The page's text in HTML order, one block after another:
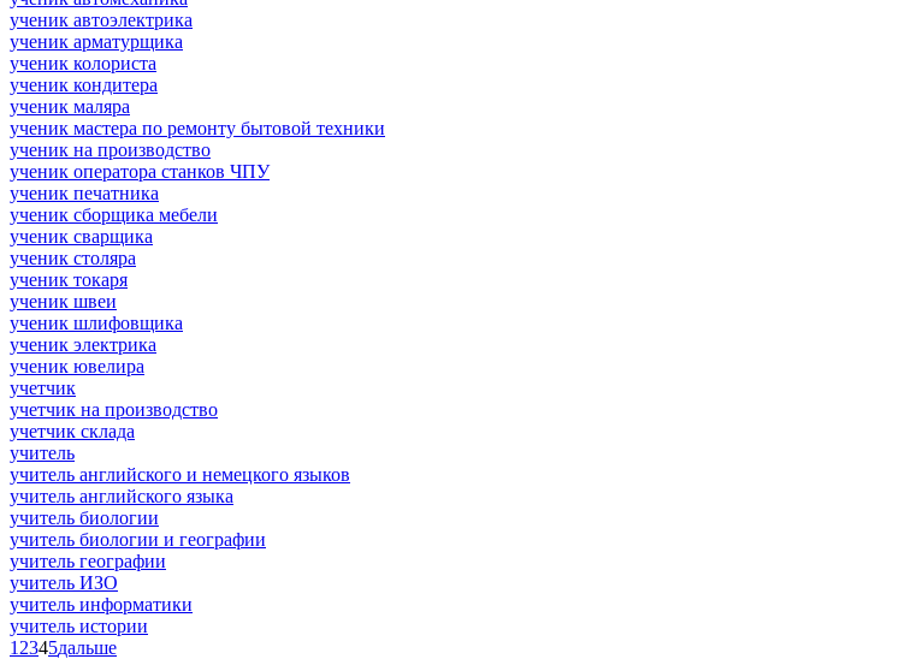
ученик автоэлектрика
ученик арматурщика
ученик колориста
ученик кондитера
ученик маляра
ученик мастера по ремонту бытовой техники
ученик на производство
ученик оператора станков ЧПУ
ученик печатника
ученик сборщика мебели
ученик сварщика
ученик столяра
ученик токаря
ученик швеи
ученик шлифовщика
ученик электрика
ученик ювелира
учетчик
учетчик на производство
учетчик склада
учитель
учитель английского и немецкого языков
учитель английского языка
учитель биологии
учитель биологии и географии
учитель географии
учитель ИЗО
учитель информатики
учитель истории
1 2345дальше